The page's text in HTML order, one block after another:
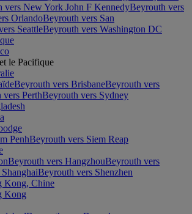
vers New York John F KennedyBeyrouth vers
OrlandoBeyrouth vers San
SeattleBeyrouth vers Washington DC
le Pacifique
Beyrouth vers BrisbaneBeyrouth vers
PerthBeyrouth vers Sydney
PenhBeyrouth vers Siem Reap
Beyrouth vers HangzhouBeyrouth vers
Beyrouth vers Shenzhen
Kong, Chine
Kong